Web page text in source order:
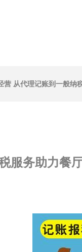
营 从代理记账到一般纳
服务助力餐